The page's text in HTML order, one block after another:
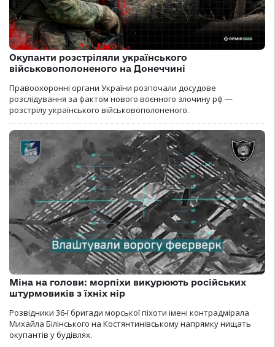
Окупанти розстріляли українського
військовополоненого на Донеччині
Правоохоронні органи України розпочали досудове
розслідування за фактом нового воєнного злочину рф —
розстрілу українського військовополоненого.
Міна на голови: морпіхи викурюють російських
штурмовиків з їхніх нір
Розвідники 36-ї бригади морської піхоти імені контрадмірала
Михайла Білінського на Костянтинівському напрямку нищать
окупантів у будівлях.